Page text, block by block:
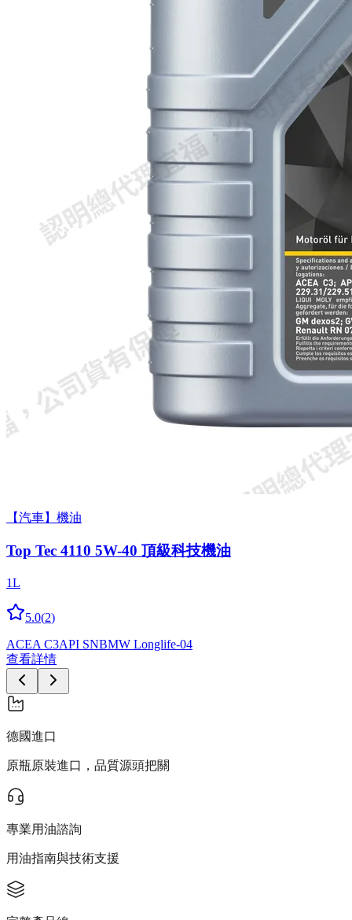
【汽車】機油
Top Tec 4110 5W-40 頂級科技機油
1L
5.0(2)
ACEA C3API SNBMW Longlife-04
查看詳情
德國進口
原瓶原裝進口，品質源頭把關
專業用油諮詢
用油指南與技術支援